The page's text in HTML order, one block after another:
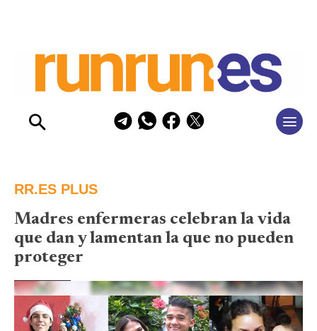
RR.ES PLUS
Madres enfermeras celebran la vida
que dan y lamentan la que no pueden
proteger